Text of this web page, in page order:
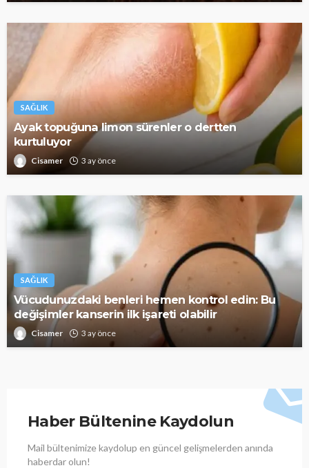
SAĞLIK
Ayak topuğuna limon sürenler o dertten
kurtuluyor
Cisamer 3 ay önce
SAĞLIK
Vücudunuzdaki benleri hemen kontrol edin: Bu
değişimler kanserin ilk işareti olabilir
Cisamer 3 ay önce
Haber Bültenine Kaydolun
Mail bültenimize kaydolup en güncel gelişmelerden anında
haberdar olun!